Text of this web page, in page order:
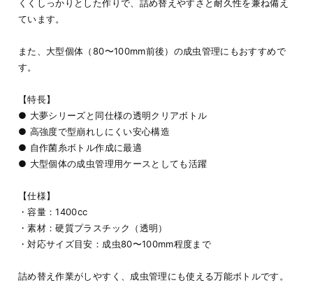
くくしっかりとした作りで、詰め替えやすさと耐久性を兼ね備え
ています。
また、大型個体（80〜100mm前後）の成虫管理にもおすすめで
す。
【特長】
● 大夢シリーズと同仕様の透明クリアボトル
● 高強度で型崩れしにくい安心構造
● 自作菌糸ボトル作成に最適
● 大型個体の成虫管理用ケースとしても活躍
【仕様】
・容量：1400cc
・素材：硬質プラスチック（透明）
・対応サイズ目安：成虫80〜100mm程度まで
詰め替え作業がしやすく、成虫管理にも使える万能ボトルです。